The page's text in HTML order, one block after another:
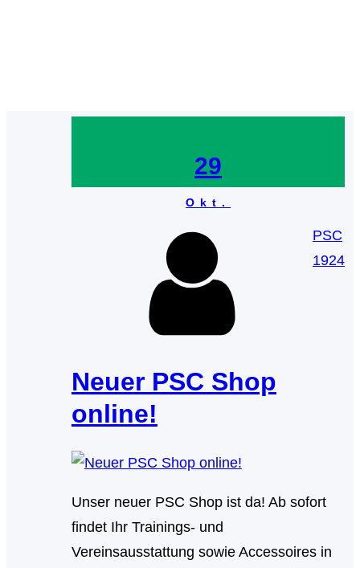
29
Okt.
PSC
1924
Neuer PSC Shop
online!
Unser neuer PSC Shop ist da! Ab sofort
findet Ihr Trainings- und
Vereinsausstattung sowie Accessoires in